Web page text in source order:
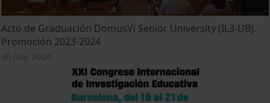
Acto de Graduación DomusVi Senior University (IL3-UB).
Promoción 2023-2024
30 July, 2024